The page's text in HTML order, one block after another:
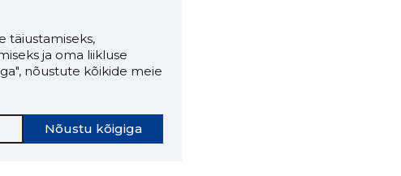
täiustamiseks,
ja oma liikluse
nõustute kõikide meie
Nõustu kõigiga